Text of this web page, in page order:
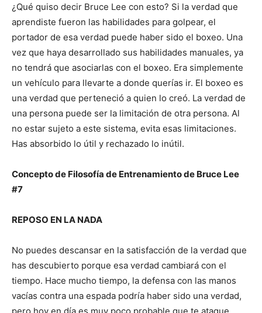
¿Qué quiso decir Bruce Lee con esto? Si la verdad que
aprendiste fueron las habilidades para golpear, el
portador de esa verdad puede haber sido el boxeo. Una
vez que haya desarrollado sus habilidades manuales, ya
no tendrá que asociarlas con el boxeo. Era simplemente
un vehículo para llevarte a donde querías ir. El boxeo es
una verdad que perteneció a quien lo creó. La verdad de
una persona puede ser la limitación de otra persona. Al
no estar sujeto a este sistema, evita esas limitaciones.
Has absorbido lo útil y rechazado lo inútil.
Concepto de Filosofía de Entrenamiento de Bruce Lee
#7
REPOSO EN LA NADA
No puedes descansar en la satisfacción de la verdad que
has descubierto porque esa verdad cambiará con el
tiempo. Hace mucho tiempo, la defensa con las manos
vacías contra una espada podría haber sido una verdad,